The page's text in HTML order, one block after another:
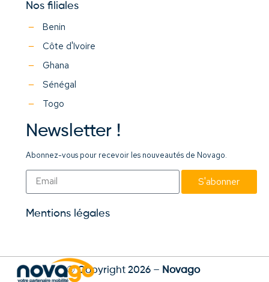
Nos filiales
Benin
Côte d'Ivoire
Ghana
Sénégal
Togo
Newsletter !
Abonnez-vous pour recevoir les nouveautés de Novago.
S'abonner
Mentions légales
© Copyright 2026 – Novago